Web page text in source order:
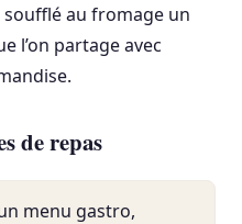
soufflé au fromage un
l’on partage avec
de repas
menu gastro,